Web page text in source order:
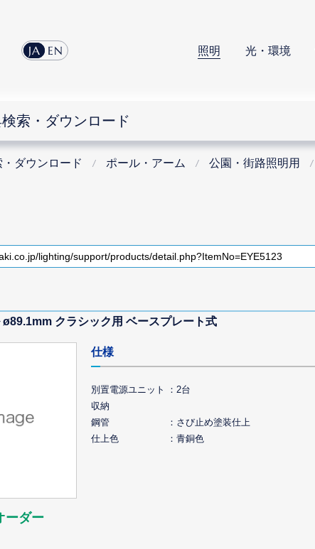
JA EN 照明 光・環境
索・ダウンロード
ダウンロード ポール・アーム 公園・街路照明用
クラシック用 ベースプレート式
ーダー
仕様
別置電源ユニット
収納
2台
鋼管
さび止め塗装仕上
仕上色
青銅色